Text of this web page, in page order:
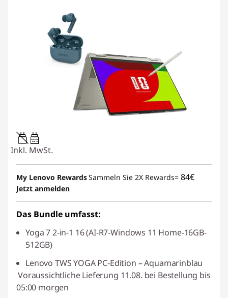
45W-65W
USB PD
Inkl. MwSt.
My Lenovo RewardsSammeln Sie 2X Rewards= 84€
Jetzt anmelden
Das Bundle umfasst:
Yoga 7 2-in-1 16 (AI-R7-Windows 11 Home-16GB-
512GB)
Lenovo TWS YOGA PC-Edition – Aquamarinblau
Voraussichtliche Lieferung 11.08. bei Bestellung bis
05:00 morgen